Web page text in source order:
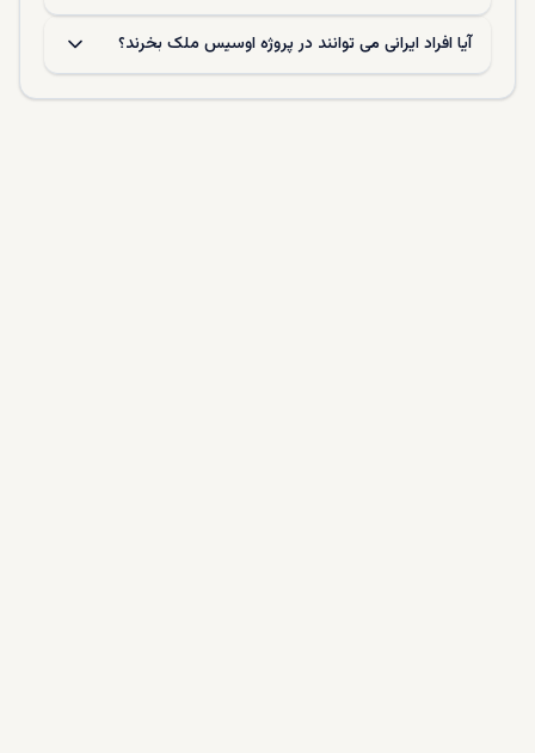
آیا افراد ایرانی می ‌توانند در پروژه اوسیس ملک بخرند؟